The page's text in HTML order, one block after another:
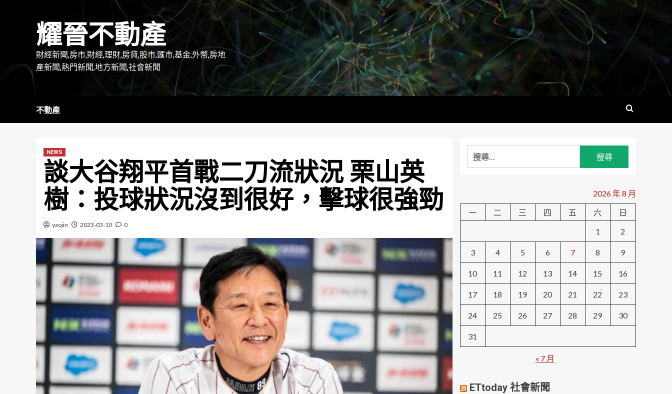
耀晉不動產
財經新聞,房市,財經,理財,房貸,股市,匯市,基金,外幣,房地
產新聞,熱門新聞,地方新聞,社會新聞
不動產
NEWS
談大谷翔平首戰二刀流狀況 栗山英
樹：投球狀況沒到很好，擊球很強勁
yaojin 2023-03-10 0
搜
尋
字:
2026 年 8 月
一
二 三 四 五 六
日
1
2
3 4 5 6 7 8 9
10 11 12 13 14 15 16
17 18 19 20 21 22 23
24 25 26 27 28 29 30
31
« 7 月
ETtoday 社會新聞